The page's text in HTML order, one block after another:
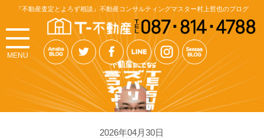
『不動産査定とよろず相談』不動産コンサルティングマスター村上哲也のブログ
MENU
2026年04月30日